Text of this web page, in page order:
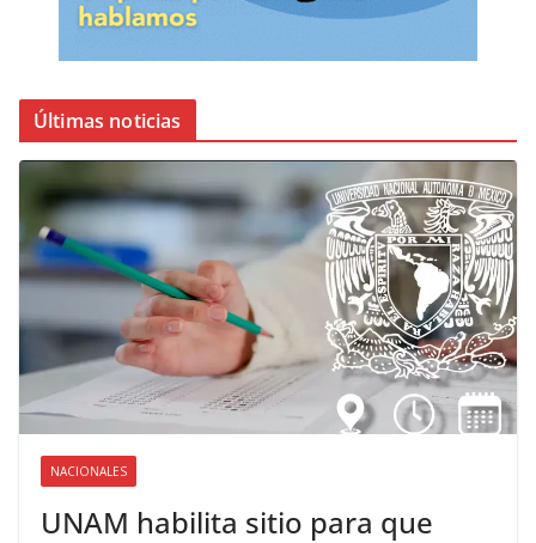
Últimas noticias
NACIONALES
UNAM habilita sitio para que